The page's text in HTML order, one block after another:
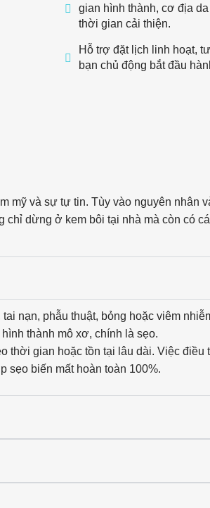
gian hình thành, cơ địa
thời gian cải thiện.
Hỗ trợ đặt lịch linh hoạt,
bạn chủ động bắt đầu
và sự tự tin. Tùy vào nguyên nhân
dừng ở kem bôi tại nhà mà còn có
nạn, phẫu thuật, bỏng hoặc viêm
thành mô xơ, chính là sẹo.
gian hoặc tồn tại lâu dài. Việc điều
sẹo biến mất hoàn toàn 100%.